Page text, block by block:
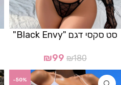
סט סקסי דגם "Black Envy"
₪180
₪99
-50%